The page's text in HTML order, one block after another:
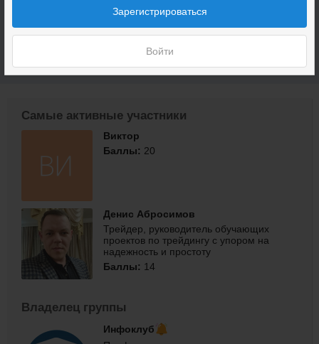
Зарегистрироваться
ВойтиПолесски
Самые активные участники
Виктор
Баллы: 20
Денис Абросимов
Трейдер, руководитель обучающих
проектов по трейдингу с упором на
надежность и простоту
Баллы: 14
Владелец группы
Инфоклуб